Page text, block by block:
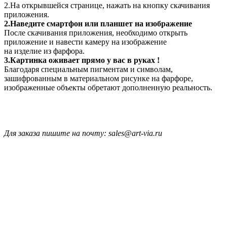
2.На открывшейся странице, нажать на кнопку скачивания
приложения.
2.Наведите смартфон или планшет на изображение
После скачивания приложения, необходимо открыть
приложение и навести камеру на изображение
на изделие из фарфора.
3.Картинка оживает прямо у вас в руках !
Благодаря специальным пигментам и символам,
зашифрованным в материальном рисунке на фарфоре,
изображенные объекты обретают дополненную реальность.
Для заказа пишите на почту: sales@art-via.ru